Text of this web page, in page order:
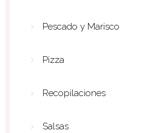
Pescado y Marisco
Pizza
Recopilaciones
Salsas